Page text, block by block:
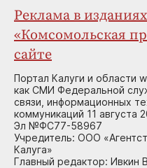
Реклама в
«Комсомольская
сайте
Портал Калуги и области
как СМИ Федеральной
связи, информационных
коммуникаций 11 августа
Эл №ФС77-58967
Учредитель: ООО
Калуга»
Главный редактор: Ивкин